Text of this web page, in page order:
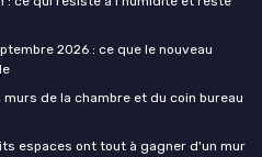
2026 : ce que le nouveau
de la chambre et du coin bureau
espaces ont tout à gagner d'un mur